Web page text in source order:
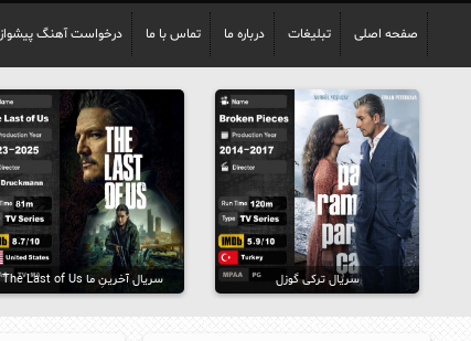
صفحه اصلی تبلیغات درباره ما تماس با ما درخواست آهنگ پیشواز
سریال ترکی گوزل سریال آخرینِ ما The Last of Us